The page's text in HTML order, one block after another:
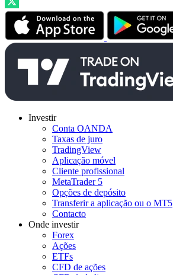
Investir
Conta OANDA
Taxas de juro
TradingView
Aplicação móvel
Cliente profissional
MetaTrader 5
Opções de depósito
Transferir a aplicação ou o MT5
Contacto
Onde investir
Forex
Ações
ETFs
CFD de ações